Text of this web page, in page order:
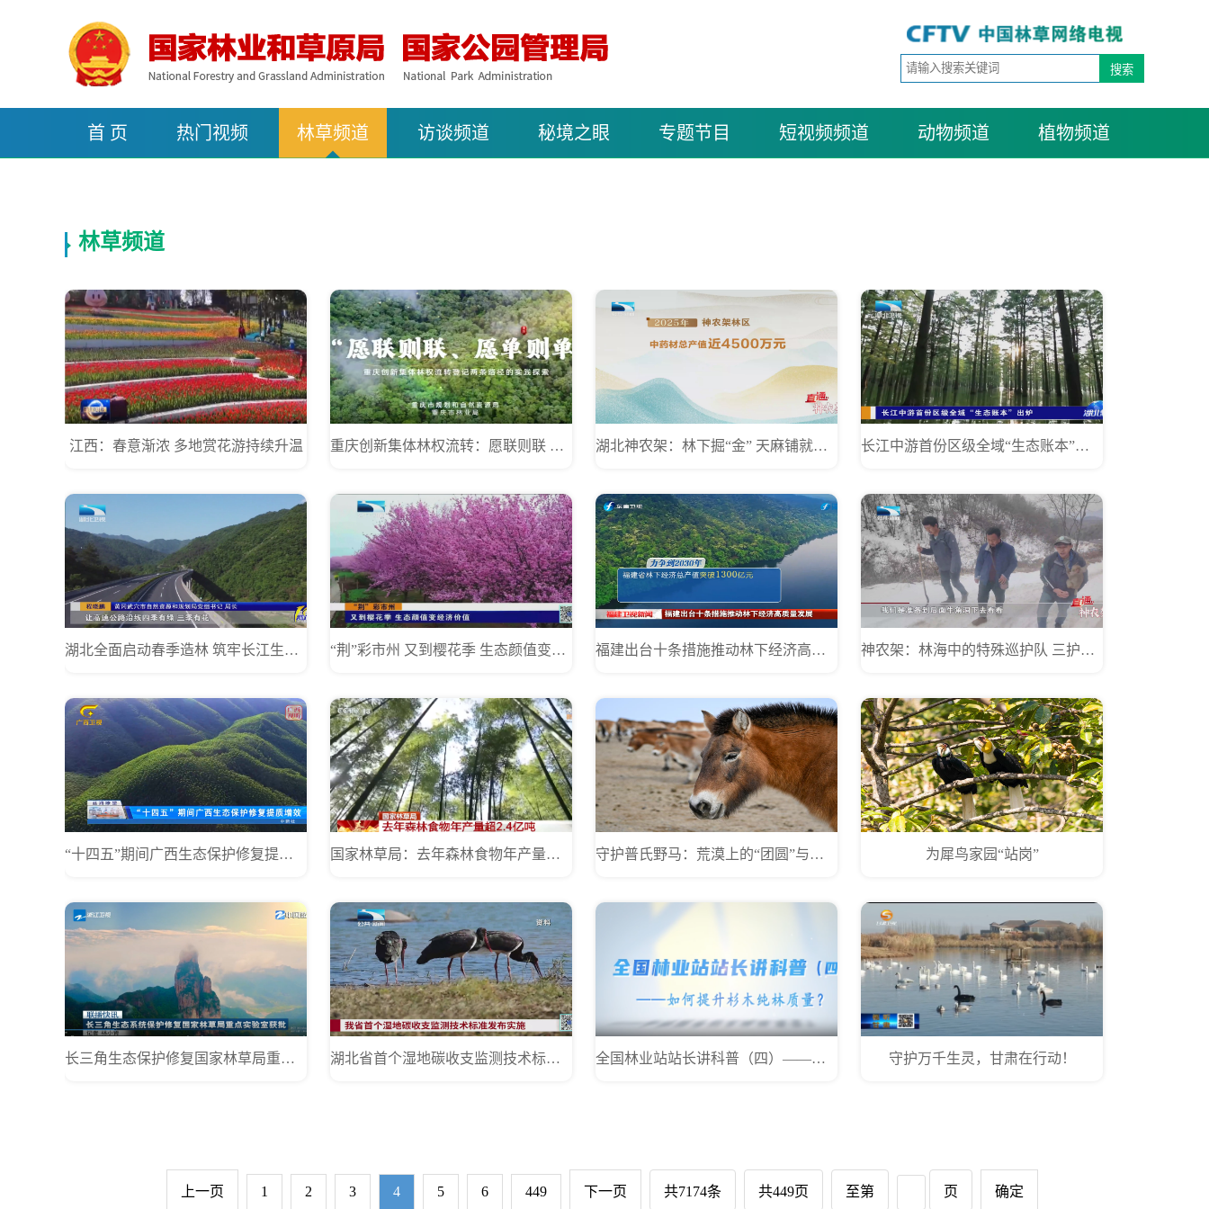
首 页 热门视频 林草频道 访谈频道 秘境之眼 专题节目 短视频频道 动物频道 植物频道
林草频道
江西：春意渐浓 多地赏花游持续升温 重庆创新集体林权流转：愿联则联 愿单则单 湖北神农架：林下掘“金” 天麻铺就致富路 长江中游首份区级全域“生态账本”出炉
湖北全面启动春季造林 筑牢长江生态屏障 “荆”彩市州 又到樱花季 生态颜值变经济价值 福建出台十条措施推动林下经济高质量发展 神农架：林海中的特殊巡护队 三护林员一猴一犬守青山
“十四五”期间广西生态保护修复提质增效 国家林草局：去年森林食物年产量超2.4亿吨 守护普氏野马：荒漠上的“团圆”与坚守 为犀鸟家园“站岗”
长三角生态保护修复国家林草局重点实验室获批 湖北省首个湿地碳收支监测技术标准发布实施 全国林业站站长讲科普（四）——如何提升杉木纯林质量？ 守护万千生灵，甘肃在行动！
上一页 1 2 3 4 5 6 449 下一页 共7174条 共449页 至第 页 确定